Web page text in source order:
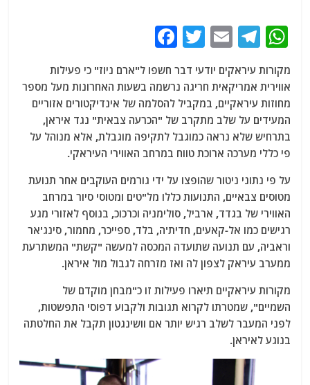
W
at
s
A
p
p
T
e
g
ra
m
E
ai
l
T
itt
er
c
e
b
o
o
k
מקורות עיראקים יודעי דבר חשפו ל"ארם ניוז" כי פעילות
אווירית אמריקאית חריגה נרשמה בשעות האחרונות מעל מספר
מחוזות עיראקיים, במקביל להסלמה של אינדיקטורים אזוריים
המעידים על שלב מתקרב של "הכרעה צבאית" נגד איראן,
בתרחיש שלא נראה כמוגבל לתקיפה מוגבלת, אלא מנוהל על
פי כללי מערכה ארוכת טווח במרחב האווירי העיראקי.
על פי נתוני ניטור שהופצו על ידי גורמים העוקבים אחר תנועת
מטוסים צבאיים, התנועות כללו מל"טים ומטוסי סיור במרחב
האווירי של בגדד, ארביל, סולימניה וכרכוכ, בנוסף לאזורי מגע
רגישים כמו אל-קאעים, חדית'ה, בלד, ספייכר, מחמור, סינג'אר
וראביה, עם תנועה שתועדה המכסה למעשה "קשת" המשתרעת
ממערב עיראק לצפון לה ואז מזרחה לגבול מול איראן.
מקורות עיראקיים תיארו פעילות זו כ"מבחן מוקדם של
השמיים", שמטרתו לקרוא תגובות ולקבוע דפוסי התפשטות,
לפני המעבר לשלב רגיש יותר אם וושינגטון תקבל את החלטתה
בנוגע לאיראן.